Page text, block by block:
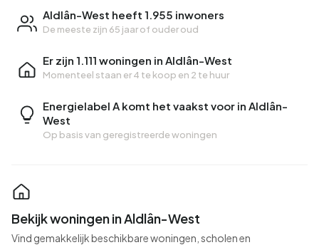
Aldlân-West heeft 1.955 inwoners
De meeste zijn 65 jaar of ouder oud
Er zijn 1.111 woningen in Aldlân-West
Momenteel staan er4 te koop en 2 te huur
Energielabel A komt het vaakst voor in Aldlân-
West
Op basis van geregistreerde woningen
Bekijk woningen in Aldlân-West
Vind gemakkelijk beschikbare woningen, scholen en